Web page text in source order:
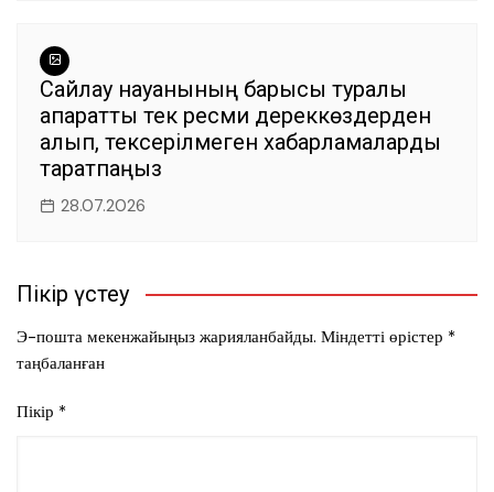
Сайлау науқанының барысы туралы
ақпаратты тек ресми дереккөздерден
алып, тексерілмеген хабарламаларды
таратпаңыз
28.07.2026
Пікір үстеу
Э-пошта мекенжайыңыз жарияланбайды. Міндетті өрістер *
таңбаланған
Пікір *